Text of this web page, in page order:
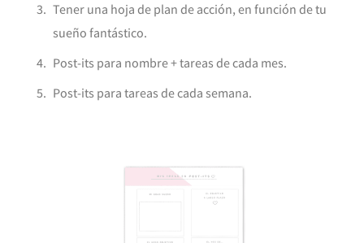
Tener una hoja de plan de acción, en función de tu
sueño fantástico.
Post-its para nombre + tareas de cada mes.
Post-its para tareas de cada semana.